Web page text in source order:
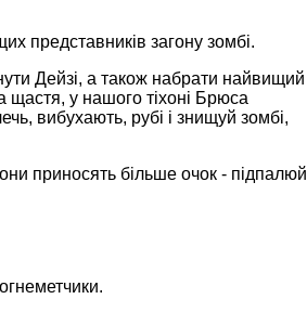
представників загону зомбі.
Дейзі, а також набрати найвищий
щастя, у нашого тіхоні Брюса
вибухають, рубі і знищуй зомбі,
приносять більше очок - підпалюй